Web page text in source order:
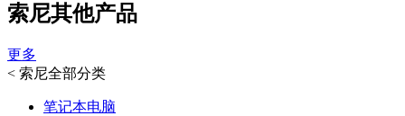
索尼其他产品
更多
< 索尼全部分类
笔记本电脑